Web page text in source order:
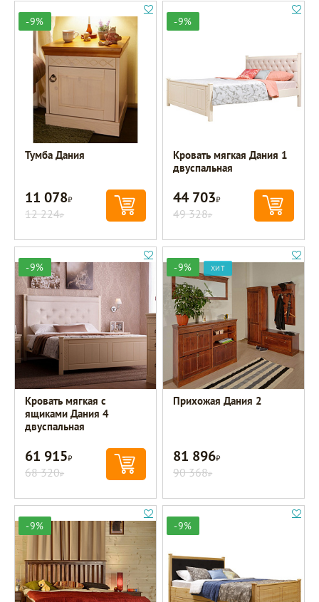
-9%
Тумба Дания
11 078Р
12 224Р
-9%
Кровать мягкая Дания 1
двуспальная
44 703Р
49 328Р
-9%
Кровать мягкая с
ящиками Дания 4
двуспальная
61 915Р
68 320Р
-9% ХИТ
Прихожая Дания 2
81 896Р
90 368Р
-9% -9%